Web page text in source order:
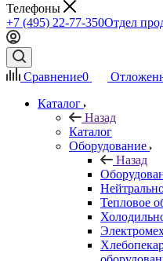
Телефоны
+7 (495) 22-77-350Отдел
Сравнение0
Каталог
Назад
Каталог
Оборудование
Назад
Тепловое